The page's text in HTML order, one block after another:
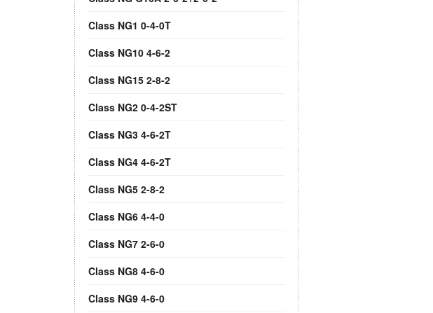
Class NG1 0-4-0T
Class NG10 4-6-2
Class NG15 2-8-2
Class NG2 0-4-2ST
Class NG3 4-6-2T
Class NG4 4-6-2T
Class NG5 2-8-2
Class NG6 4-4-0
Class NG7 2-6-0
Class NG8 4-6-0
Class NG9 4-6-0